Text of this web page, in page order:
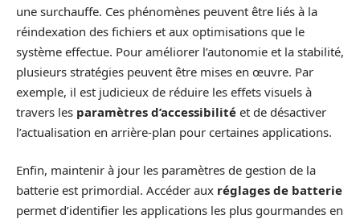
une surchauffe. Ces phénomènes peuvent être liés à la
réindexation des fichiers et aux optimisations que le
système effectue. Pour améliorer l’autonomie et la stabilité,
plusieurs stratégies peuvent être mises en œuvre. Par
exemple, il est judicieux de réduire les effets visuels à
travers les paramètres d’accessibilité et de désactiver
l’actualisation en arrière-plan pour certaines applications.
Enfin, maintenir à jour les paramètres de gestion de la
batterie est primordial. Accéder aux réglages de batterie
permet d’identifier les applications les plus gourmandes en